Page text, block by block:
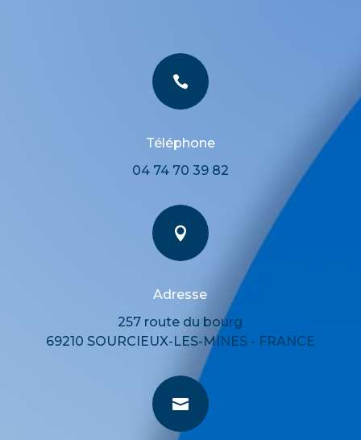

Téléphone
04 74 70 39 82

Adresse
257 route du bourg
69210 SOURCIEUX-LES-MINES - FRANCE
